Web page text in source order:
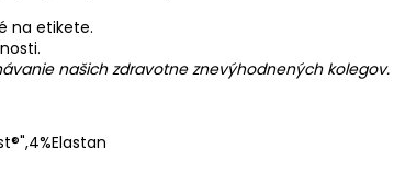
na etikete.
našich zdravotne znevýhodnených kolegov.